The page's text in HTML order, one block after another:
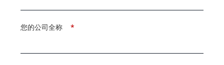
*
您的公司全称